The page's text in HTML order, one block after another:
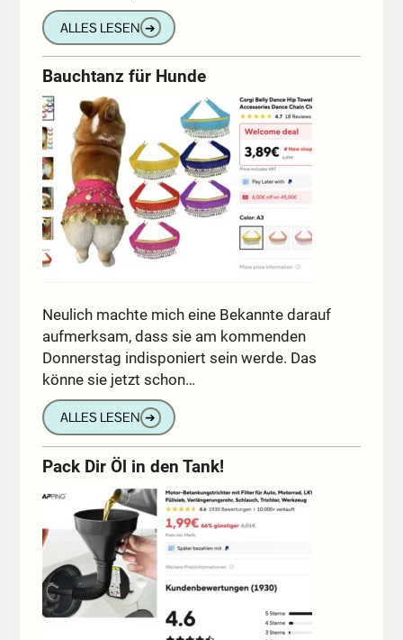
ALLES LESEN ➔
Bauchtanz für Hunde
Neulich machte mich eine Bekannte darauf
aufmerksam, dass sie am kommenden
Donnerstag indisponiert sein werde. Das
könne sie jetzt schon…
ALLES LESEN ➔
Pack Dir Öl in den Tank!